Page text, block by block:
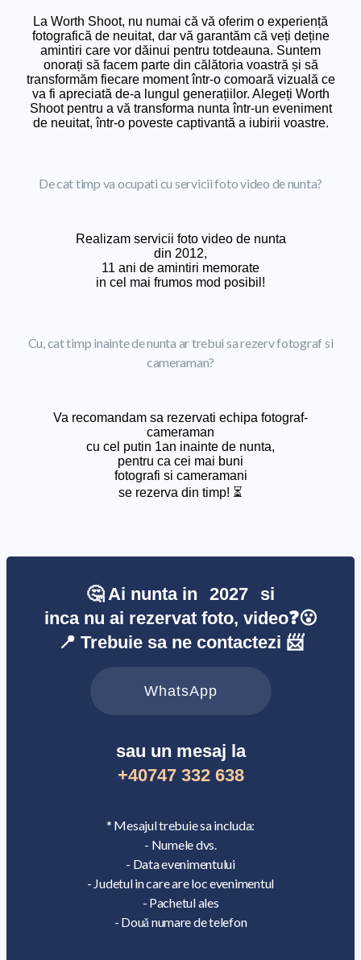
La Worth Shoot, nu numai că vă oferim o experiență
fotografică de neuitat, dar vă garantăm că veți deține
amintiri care vor dăinui pentru totdeauna. Suntem
onorați să facem parte din călătoria voastră și să
transformăm fiecare moment într-o comoară vizuală ce
va fi apreciată de-a lungul generațiilor. Alegeți Worth
Shoot pentru a vă transforma nunta într-un eveniment
de neuitat, într-o poveste captivantă a iubirii voastre.
De cat timp va ocupati cu servicii foto video de nunta?
Realizam servicii foto video de nunta
din 2012,
11 ani de amintiri memorate
in cel mai frumos mod posibil!
Cu, cat timp inainte de nunta ar trebui sa rezerv fotograf si
cameraman?
Va recomandam sa rezervati echipa fotograf-
cameraman
cu cel putin 1an inainte de nunta,
pentru ca cei mai buni
fotografi si cameramani
se rezerva din timp! ⏳
🤔 Ai nunta in 2027
si
inca nu ai rezervat foto, video❓😮
📍 Trebuie sa ne contactezi 📨
WhatsApp
sau un mesaj la
+40747 332 638
* Mesajul trebuie sa includa:
- Numele dvs.
- Data evenimentului
- Judetul in care are loc evenimentul
- Pachetul ales
- Două numare de telefon